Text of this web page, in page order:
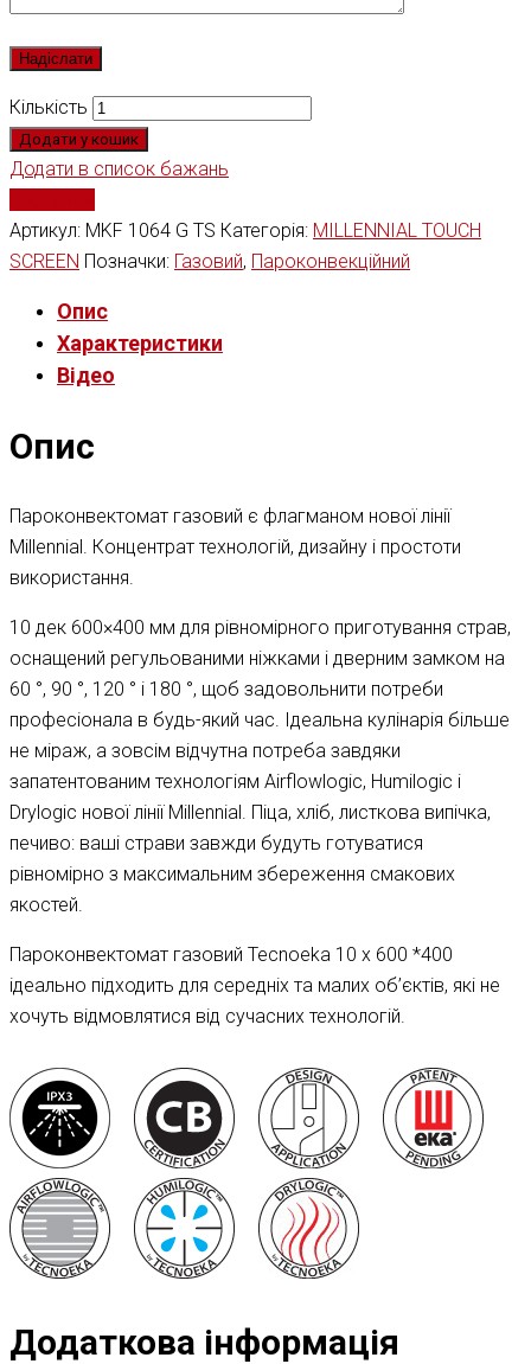
Кількість
Додати у кошик
Додати в список бажань
Артикул: MKF 1064 G TS Категорія: MILLENNIAL TOUCH
SCREEN Позначки: Газовий, Пароконвекційний
Опис
Характеристики
Відео
Опис
Пароконвектомат газовий є флагманом нової лінії
Millennial. Концентрат технологій, дизайну і простоти
використання.
10 дек 600×400 мм для рівномірного приготування страв,
оснащений регульованими ніжками і дверним замком на
60 °, 90 °, 120 ° і 180 °, щоб задовольнити потреби
професіонала в будь-який час. Ідеальна кулінарія більше
не міраж, а зовсім відчутна потреба завдяки
запатентованим технологіям Airflowlogic, Humilogic і
Drylogic нової лінії Millennial. Піца, хліб, листкова випічка,
печиво: ваші страви завжди будуть готуватися
рівномірно з максимальним збереження смакових
якостей.
Пароконвектомат газовий Tecnoeka 10 х 600 *400
ідеально підходить для середніх та малих об’єктів, які не
хочуть відмовлятися від сучасних технологій.
Додаткова інформація